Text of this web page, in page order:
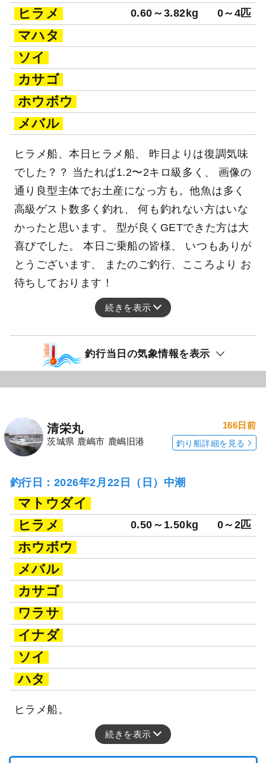
ヒラメ
0.60～3.82kg 0～4匹
マハタ
ソイ
カサゴ
ホウボウ
メバル
ヒラメ船、本日ヒラメ船、 昨日よりは復調気味
でした？？ 当たれば1.2〜2キロ級多く、 画像の
通り良型主体でお土産になっ方も。他魚は多く
高級ゲスト数多く釣れ、 何も釣れない方はいな
かったと思います。 型が良くGETできた方は大
喜びでした。 本日ご乗船の皆様、 いつもありが
とうございます、 またのご釣行、こころより お
待ちしております！
続きを表示
釣行当日の気象情報を表示
清栄丸
茨城県 鹿嶋市 鹿嶋旧港
166日前
釣り船詳細を見る
釣行日：2026年2月22日（日）中潮
マトウダイ
ヒラメ
0.50～1.50kg 0～2匹
ホウボウ
メバル
カサゴ
ワラサ
イナダ
ソイ
ハタ
ヒラメ船。
続きを表示